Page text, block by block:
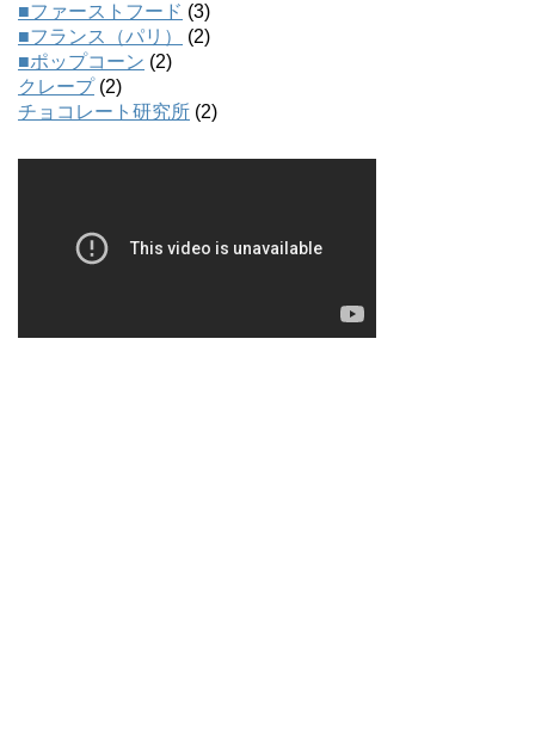
■ファーストフード (3)
■フランス（パリ）
(2)
■ポップコーン (2)
クレープ(2)
チョコレート研究所 (2)